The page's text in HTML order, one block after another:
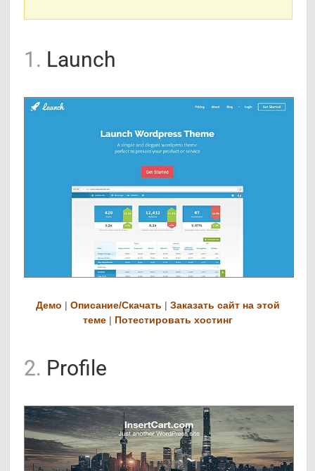
1. Launch
Демо |Описание/Скачать |Заказать сайт на этой
теме | Потестировать хостинг
2. Profile